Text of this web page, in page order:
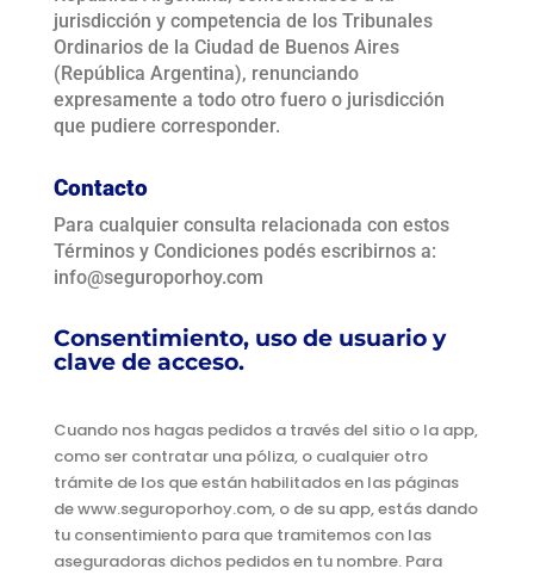
jurisdicción y competencia de los Tribunales
Ordinarios de la Ciudad de Buenos Aires
(República Argentina), renunciando
expresamente a todo otro fuero o jurisdicción
que pudiere corresponder.
Contacto
Para cualquier consulta relacionada con estos
Términos y Condiciones podés escribirnos a:
info@seguroporhoy.com
Consentimiento, uso de usuario y
clave de acceso.
Cuando nos hagas pedidos a través del sitio o la app,
como ser contratar una póliza, o cualquier otro
trámite de los que están habilitados en las páginas
de www.seguroporhoy.com, o de su app, estás dando
tu consentimiento para que tramitemos con las
aseguradoras dichos pedidos en tu nombre. Para